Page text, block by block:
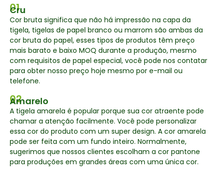
01
Cru
Cor bruta significa que não há impressão na capa da
tigela, tigelas de papel branco ou marrom são ambas da
cor bruta do papel, esses tipos de produtos têm preço
mais barato e baixo MOQ durante a produção, mesmo
com requisitos de papel especial, você pode nos contatar
para obter nosso preço hoje mesmo por e-mail ou
telefone.
02
Amarelo
A tigela amarela é popular porque sua cor atraente pode
chamar a atenção facilmente. Você pode personalizar
essa cor do produto com um super design. A cor amarela
pode ser feita com um fundo inteiro. Normalmente,
sugerimos que nossos clientes escolham a cor pantone
para produções em grandes áreas com uma única cor.